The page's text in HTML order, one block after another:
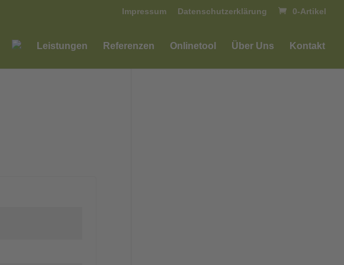
Impressum Datenschutzerklärung 0-Artikel
Leistungen Referenzen Onlinetool Über Uns Kontakt